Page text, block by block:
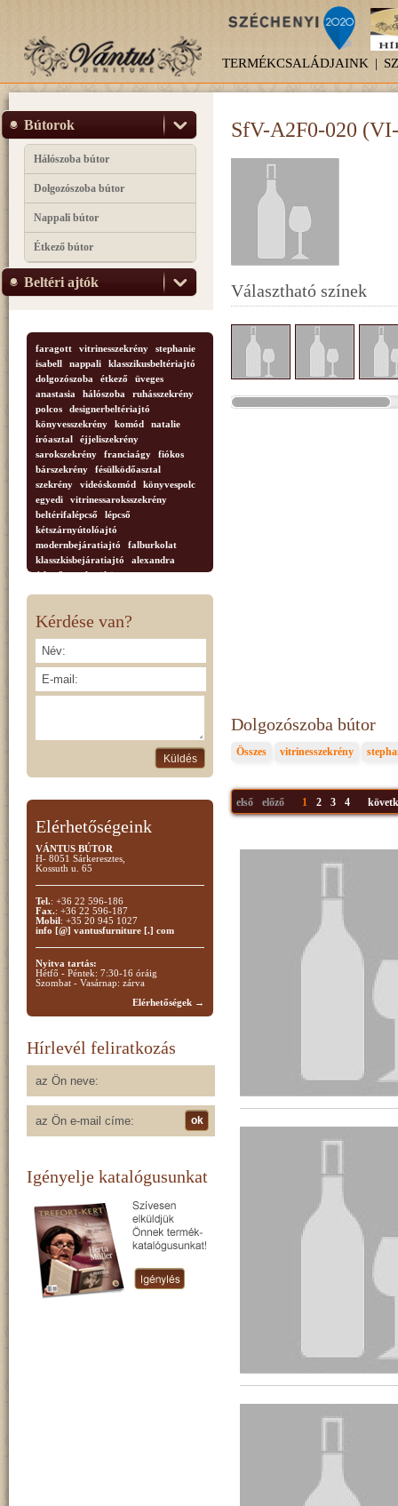
TERMÉKCSALÁDJAINK |
Bútorok
Hálószoba bútor
Dolgozószoba bútor
Nappali bútor
Étkező bútor
Beltéri ajtók
faragott vitrinesszekrény
stephanie
isabell
nappali
klasszikusbeltériajtó
dolgozószoba
étkező
üveges
anastasia
hálószoba
ruhásszekrény
polcos
designerbeltériajtó
könyvesszekrény
komód
natalie
íróasztal
éjjeliszekrény
sarokszekrény
franciaágy
fiókos
bárszekrény
fésülködőasztal
szekrény
videóskomód
könyvespolc
egyedi
vitrinessaroksszekrény
beltérifalépcső
lépcső
kétszárnyútolóajtó
modernbejáratiajtó
falburkolat
klasszkisbejáratiajtó
alexandra
étkezőasztal
tükör
díszoszlop
anastasia.nappali
négyajtós
Kérdése van?
Elérhetőségeink
VÁNTUS BÚTOR
H- 8051 Sárkeresztes,
Kossuth u. 65
Tel.: +36 22 596-186
Fax.: +36 22 596-187
Mobil: +35 20 945 1027
info [@] vantusfurniture [.] com
Nyitva tartás:
Hétfő - Péntek: 7:30-16 óráig
Szombat - Vasárnap: zárva
Elérhetőségek →
Hírlevél feliratkozás
Igényelje katalógusunkat
SfV-A2F0-020
Választható színek
Dolgozószoba bútor
Összes vitrinesszekrény
első előző 1 2 3 4